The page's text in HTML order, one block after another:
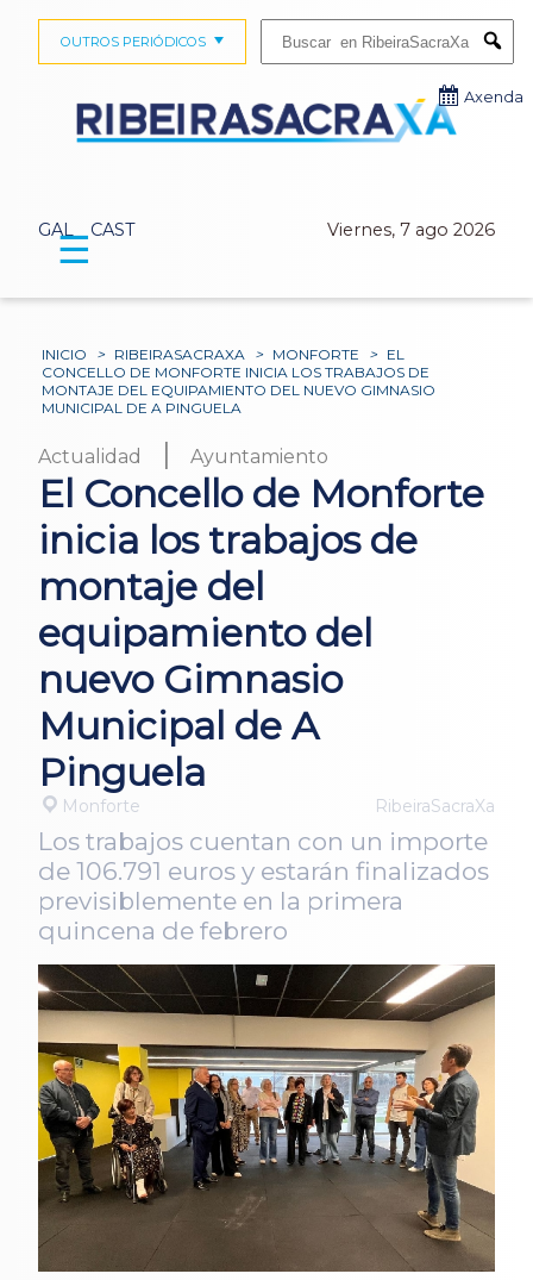
GAL CAST Viernes, 7 ago 2026
OUTROS PERIÓDICOS
Axenda
☰
INICIO > RIBEIRASACRAXA > MONFORTE > EL
CONCELLO DE MONFORTE INICIA LOS TRABAJOS DE
MONTAJE DEL EQUIPAMIENTO DEL NUEVO GIMNASIO
MUNICIPAL DE A PINGUELA
Actualidad | Ayuntamiento
El Concello de Monforte
inicia los trabajos de
montaje del
equipamiento del
nuevo Gimnasio
Municipal de A
Pinguela
Monforte RibeiraSacraXa
Los trabajos cuentan con un importe
de 106.791 euros y estarán finalizados
previsiblemente en la primera
quincena de febrero